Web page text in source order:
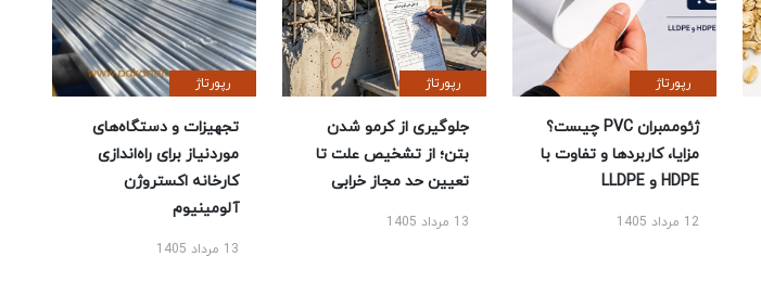
رپورتاژ
ژئوممبران PVC چیست؟
مزایا، کاربردها و تفاوت با
HDPE و LLDPE
12 مرداد 1405
رپورتاژ
جلوگیری از کرمو شدن
بتن؛ از تشخیص علت تا
تعیین حد مجاز خرابی
13 مرداد 1405
رپورتاژ
تجهیزات و دستگاه‌های
موردنیاز برای راه‌اندازی
کارخانه اکستروژن
آلومینیوم
13 مرداد 1405